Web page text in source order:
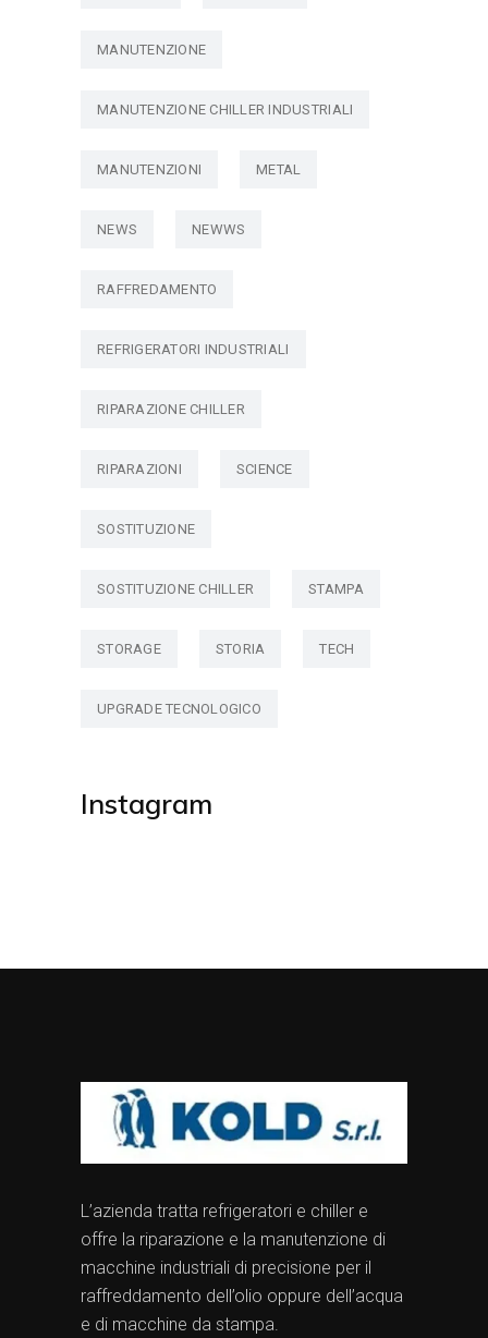
MANUTENZIONE
MANUTENZIONE CHILLER INDUSTRIALI
MANUTENZIONI METAL
NEWS NEWWS
RAFFREDAMENTO
REFRIGERATORI INDUSTRIALI
RIPARAZIONE CHILLER
RIPARAZIONI SCIENCE
SOSTITUZIONE
SOSTITUZIONE CHILLER STAMPA
STORAGE STORIA TECH
UPGRADE TECNOLOGICO
Instagram
L’azienda tratta refrigeratori e chiller e
offre la riparazione e la manutenzione di
macchine industriali di precisione per il
raffreddamento dell’olio oppure dell’acqua
e di macchine da stampa.